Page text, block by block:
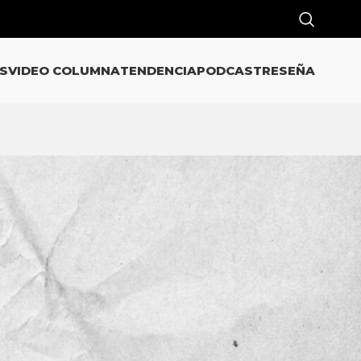
VIDEO COLUMNATENDENCIAPODCASTRESEÑA